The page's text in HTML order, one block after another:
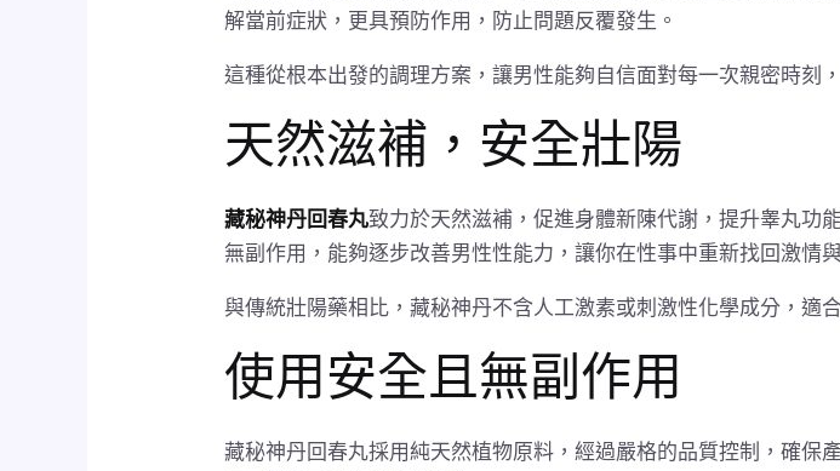
解當前症狀，更具預防作用，防止問題反覆發生。
這種從根本出發的調理方案，讓男性能夠自信面對每一次親密時刻
天然滋補，安全壯陽
藏秘神丹回春丸致力於天然滋補，促進身體新陳代謝，提升睾丸功
無副作用，能夠逐步改善男性性能力，讓你在性事中重新找回激情
與傳統壯陽藥相比，藏秘神丹不含人工激素或刺激性化學成分，適
使用安全且無副作用
藏秘神丹回春丸採用純天然植物原料，經過嚴格的品質控制，確